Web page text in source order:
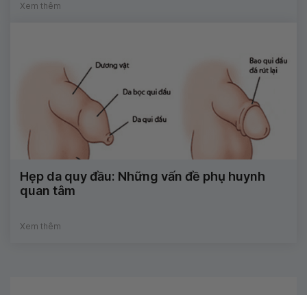
Xem thêm
Hẹp da quy đầu: Những vấn đề phụ huynh
quan tâm
Xem thêm